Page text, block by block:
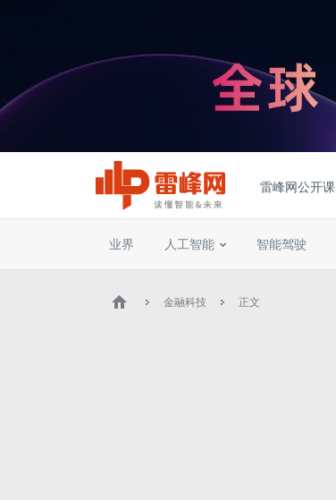
雷峰网公开课
业界 人工智能 智能驾驶
金融科技 正文